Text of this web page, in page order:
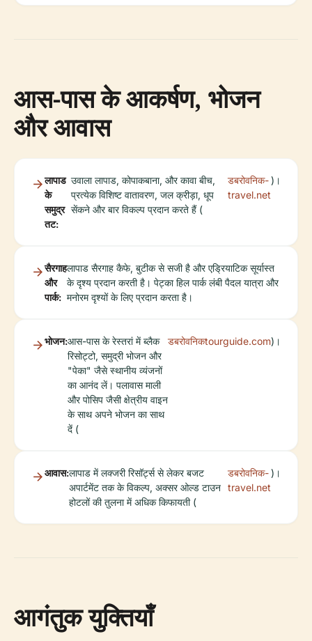
आस-पास के आकर्षण, भोजन
और आवास
लापाड
के
समुद्र
तट:
उवाला लापाड, कोपाकबाना, और कावा बीच,
प्रत्येक विशिष्ट वातावरण, जल क्रीड़ा, धूप
सेंकने और बार विकल्प प्रदान करते हैं (
डबरोवनिक-
travel.net
)।
सैरगाह
और
पार्क:
लापाड सैरगाह कैफे, बुटीक से सजी है और एड्रियाटिक सूर्यास्त
के दृश्य प्रदान करती है। पेट्का हिल पार्क लंबी पैदल यात्रा और
मनोरम दृश्यों के लिए प्रदान करता है।
भोजन:आस-पास के रेस्तरां में ब्लैक
रिसोट्टो, समुद्री भोजन और
"पेका" जैसे स्थानीय व्यंजनों
का आनंद लें। पलावास माली
और पोसिप जैसी क्षेत्रीय वाइन
के साथ अपने भोजन का साथ
दें (
डबरोवनिकtourguide.com)।
आवास:लापाड में लक्जरी रिसॉर्ट्स से लेकर बजट
अपार्टमेंट तक के विकल्प, अक्सर ओल्ड टाउन
होटलों की तुलना में अधिक किफायती (
डबरोवनिक-
travel.net
)।
आगंतुक युक्तियाँ